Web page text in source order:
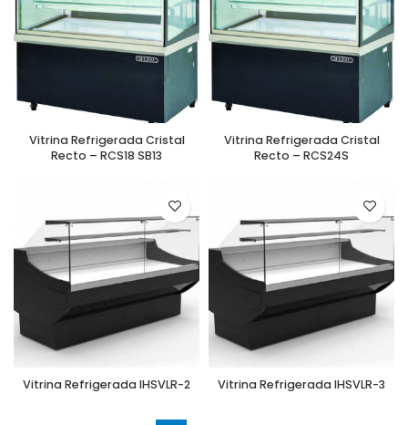
Vitrina Refrigerada Cristal
Recto – RCS18 SB13
Vitrina Refrigerada Cristal
Recto – RCS24S
Vitrina Refrigerada IHSVLR-2 Vitrina Refrigerada IHSVLR-3